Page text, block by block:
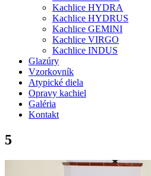
Kachlice HYDRA
Kachlice HYDRUS
Kachlice GEMINI
Kachlice VIRGO
Kachlice INDUS
Glazúry
Vzorkovník
Atypické diela
Opravy kachiel
Galéria
Kontakt
5